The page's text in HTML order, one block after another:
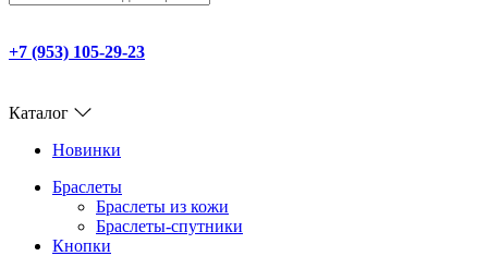
+7 (953) 105-29-23
Каталог
Новинки
Браслеты
Браслеты из кожи
Браслеты-спутники
Кнопки